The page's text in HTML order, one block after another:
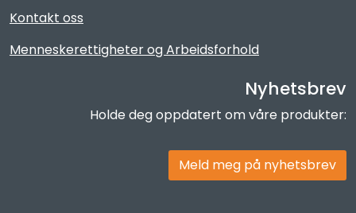
Kontakt oss
Menneskerettigheter og Arbeidsforhold
Nyhetsbrev
Holde deg oppdatert om våre produkter:
Meld meg på nyhetsbrev